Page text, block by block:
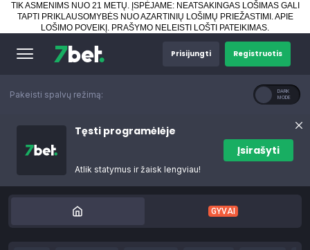
TIK ASMENIMS NUO 21 METŲ. ĮSPĖJAME: NEATSAKINGAS LOŠIMAS GALI
TAPTI PRIKLAUSOMYBĖS NUO AZARTINIŲ LOŠIMŲ PRIEŽASTIMI.APIE
LOŠIMO POVEIKĮ . PRAŠYMO NELEISTI LOŠTI PATEIKIMAS.
Prisijungti Registruotis
Pakeisti spalvų režimą:
Tęsti programėlėje
Atlik statymus ir žaisk lengviau!
Įsirašyti